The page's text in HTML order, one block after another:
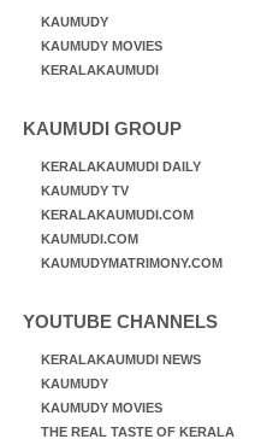
KAUMUDY
KAUMUDY MOVIES
KERALAKAUMUDI
KAUMUDI GROUP
KERALAKAUMUDI DAILY
KAUMUDY TV
KERALAKAUMUDI.COM
KAUMUDI.COM
KAUMUDYMATRIMONY.COM
YOUTUBE CHANNELS
KERALAKAUMUDI NEWS
KAUMUDY
KAUMUDY MOVIES
THE REAL TASTE OF KERALA